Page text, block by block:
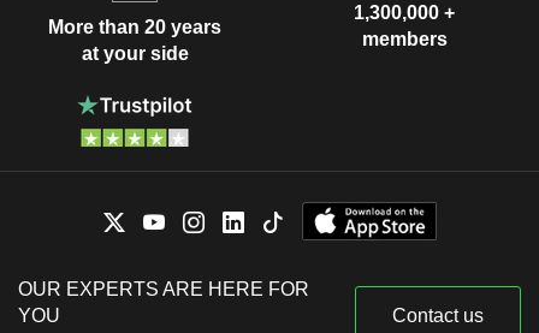
More than 20 years
at your side
1,300,000 +
members
OUR EXPERTS ARE HERE FOR
YOU
Contact us